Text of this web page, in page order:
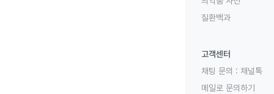
질환백과
고객센터
채팅 문의 : 채널톡
메일로 문의하기